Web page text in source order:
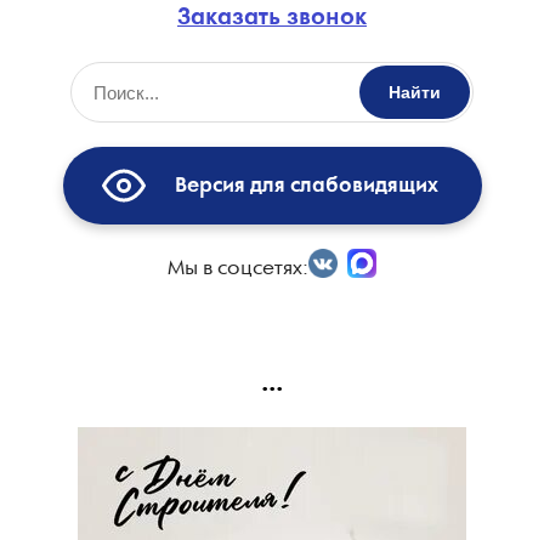
Заказать звонок
Найти
Версия для слабовидящих
Мы в соцсетях:
...